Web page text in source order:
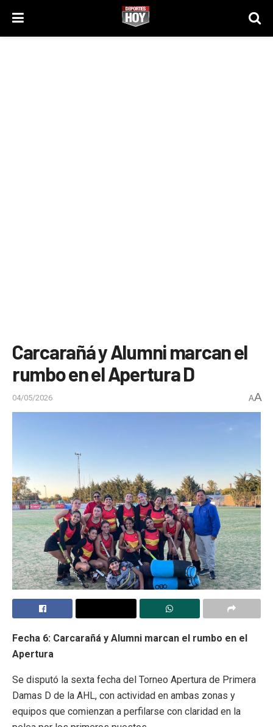
Carcarañá y Alumni marcan el
rumbo en el Apertura D
04/05/2026 AA
Fecha 6: Carcarañá y Alumni marcan el rumbo en el
Apertura
Se disputó la sexta fecha del Torneo Apertura de Primera
Damas D de la AHL, con actividad en ambas zonas y
equipos que comienzan a perfilarse con claridad en la